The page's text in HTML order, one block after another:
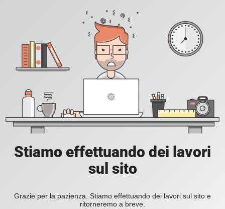
Stiamo effettuando dei lavori
sul sito
Grazie per la pazienza. Stiamo effettuando dei lavori sul sito e
ritorneremo a breve.